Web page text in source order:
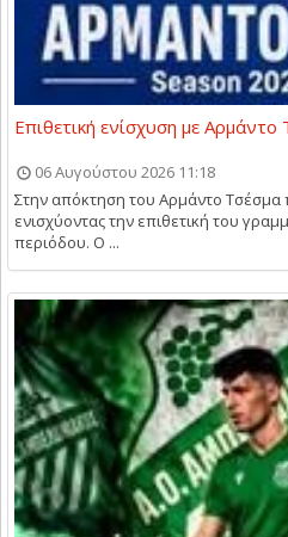
Επιθετική ενίσχυση με
06 Αυγούστου 2026 11:18
Στην απόκτηση του Αρμάντο
ενισχύοντας την επιθετική του
περιόδου. Ο ...